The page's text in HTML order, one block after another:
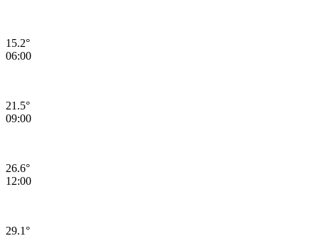
15.2°
06:00
21.5°
09:00
26.6°
12:00
29.1°